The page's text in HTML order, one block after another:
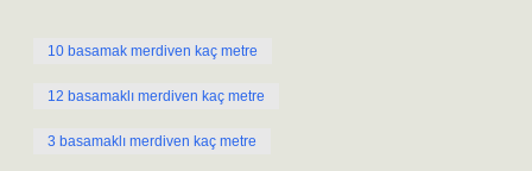
10 basamak merdiven kaç metre
12 basamaklı merdiven kaç metre
3 basamaklı merdiven kaç metre